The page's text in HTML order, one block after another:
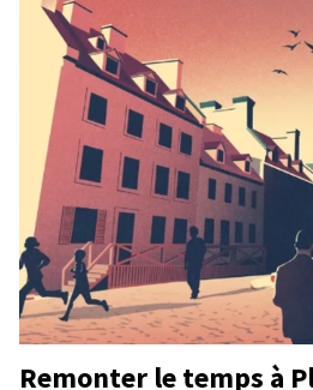
Remonter le temps à